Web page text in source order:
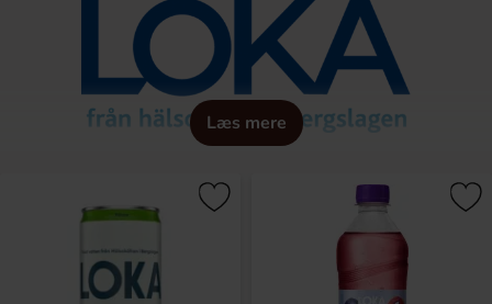
Læs mere
En tusindårig tradition. Allerede for tusind år siden kom
folk til Loka Brunn for at drikke det friske og rene vand,
som ifølge sagnet gav styrke og kraft. Måske var det en
myte, måske ikke. Sandt er det i hvert fald, at vi tapper det